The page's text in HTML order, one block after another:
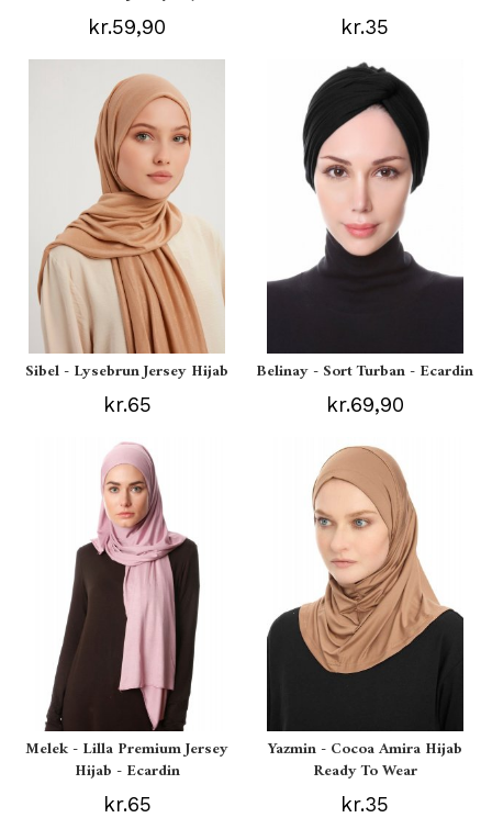
kr.59,90 kr.35
Sibel - Lysebrun Jersey Hijab
kr.65
Belinay - Sort Turban - Ecardin
kr.69,90
Melek - Lilla Premium Jersey
Hijab - Ecardin
kr.65
Yazmin - Cocoa Amira Hijab
Ready To Wear
kr.35